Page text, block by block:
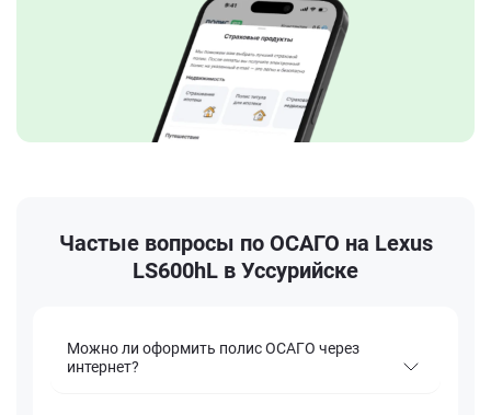
Частые вопросы по ОСАГО на Lexus
LS600hL в Уссурийске
Можно ли оформить полис ОСАГО через
интернет?